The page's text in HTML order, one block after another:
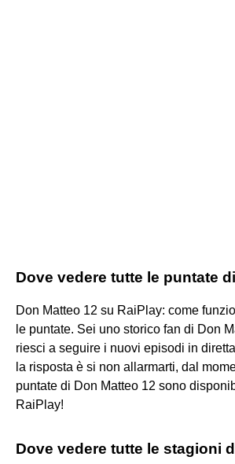
Dove vedere tutte le puntate
Don Matteo 12 su RaiPlay: come
le puntate. Sei uno storico fan di Don
riesci a seguire i nuovi episodi in
la risposta è si non allarmarti, dal
puntate di Don Matteo 12 sono
RaiPlay!
Dove vedere tutte le stagioni